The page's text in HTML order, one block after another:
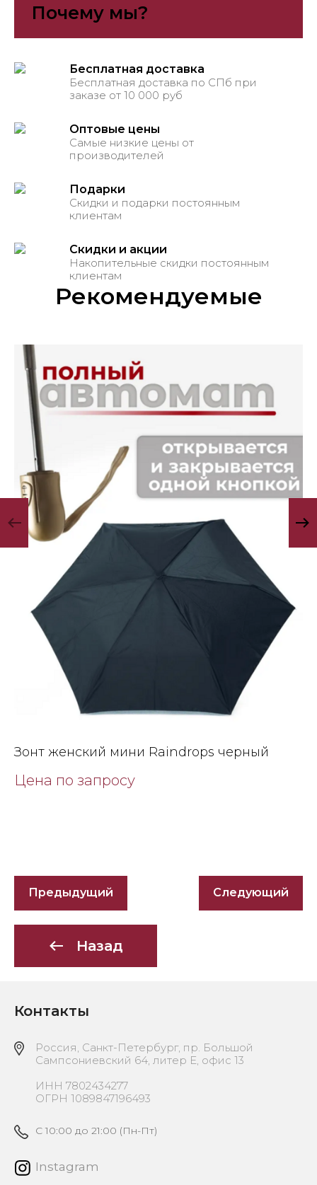
Почему мы?
Бесплатная доставка
Бесплатная доставка по СПб при
заказе от 10 000 руб
Оптовые цены
Самые низкие цены от
производителей
Подарки
Скидки и подарки постоянным
клиентам
Скидки и акции
Накопительные скидки постоянным
клиентам
Рекомендуемые
Зонт женский мини Raindrops черный
Цена по запросу
Предыдущий Следующий
Назад
Контакты
Россия, Санкт-Петербург, пр. Большой
Сампсониевский 64, литер Е, офис 13
ИНН 7802434277
ОГРН 1089847196493
C 10:00 до 21:00 (Пн-Пт)
Instagram